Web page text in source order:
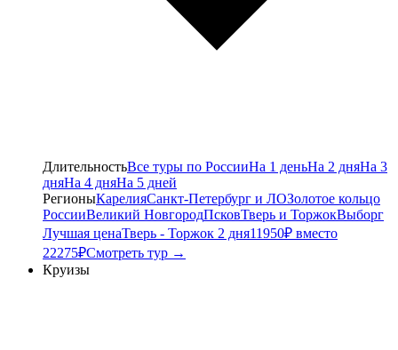
ДлительностьВсе туры по РоссииНа 1 деньНа 2 дняНа 3
дняНа 4 дняНа 5 дней
РегионыКарелияСанкт-Петербург и ЛОЗолотое кольцо
РоссииВеликий НовгородПсковТверь и ТоржокВыборг
Лучшая ценаТверь - Торжок 2 дня11950₽ вместо
22275₽Смотреть тур →
Круизы